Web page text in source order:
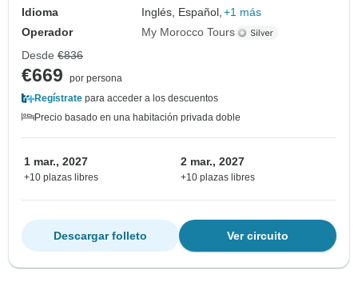
Idioma
Inglés, Español, +1 más
Operador
My Morocco Tours
Desde €836
€669
por persona
Regístrate para acceder a los descuentos
Precio basado en una habitación privada doble
1 mar., 2027
+10 plazas libres
2 mar., 2027
+10 plazas libres
Ver circuito
Descargar folleto